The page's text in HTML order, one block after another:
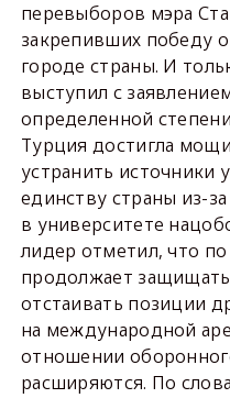
перевыборов мэра
закрепивших победу
городе страны. И
выступил с
определенной
Турция достигла
устранить источники
единству страны из-
в университете
лидер отметил, что
продолжает
отстаивать позиции
на международной
отношении
расширяются. По